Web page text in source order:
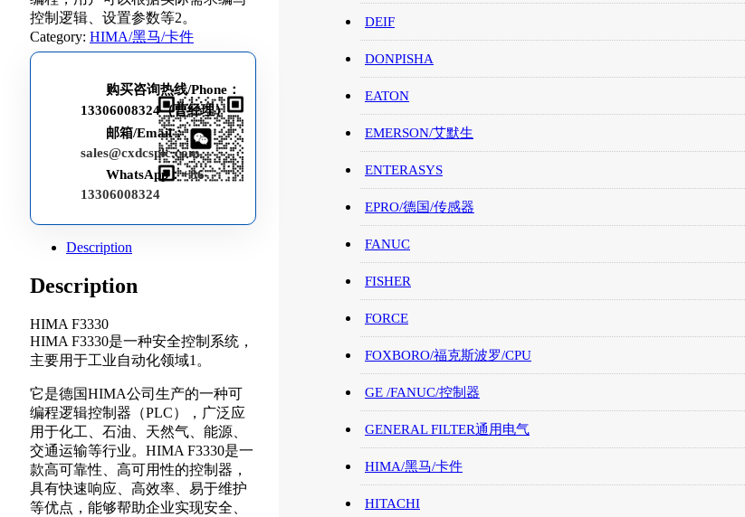
控制逻辑、设置参数等2。
Category: HIMA/黑马/卡件
购买咨询热线/Phone：
13306008324（曹经理）
邮箱/Email：
sales@cxdcsplc.com
WhatsApp：+86-
13306008324
Description
Description
HIMA F3330
HIMA F3330是一种安全控制系统，
主要用于工业自动化领域1。
它是德国HIMA公司生产的一种可
编程逻辑控制器（PLC），广泛应
用于化工、石油、天然气、能源、
交通运输等行业。HIMA F3330是一
款高可靠性、高可用性的控制器，
具有快速响应、高效率、易于维护
等优点，能够帮助企业实现安全、
DEIF
DONPISHA
EATON
EMERSON/艾默生
ENTERASYS
EPRO/德国/传感器
FANUC
FISHER
FORCE
FOXBORO/福克斯波罗/CPU
GE /FANUC/控制器
GENERAL FILTER通用电气
HIMA/黑马/卡件
HITACHI